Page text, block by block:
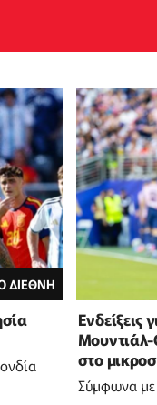
ΔΙΕΘΝΗ
Ενδείξεις
Μουντιάλ-
στο
Σύμφωνα